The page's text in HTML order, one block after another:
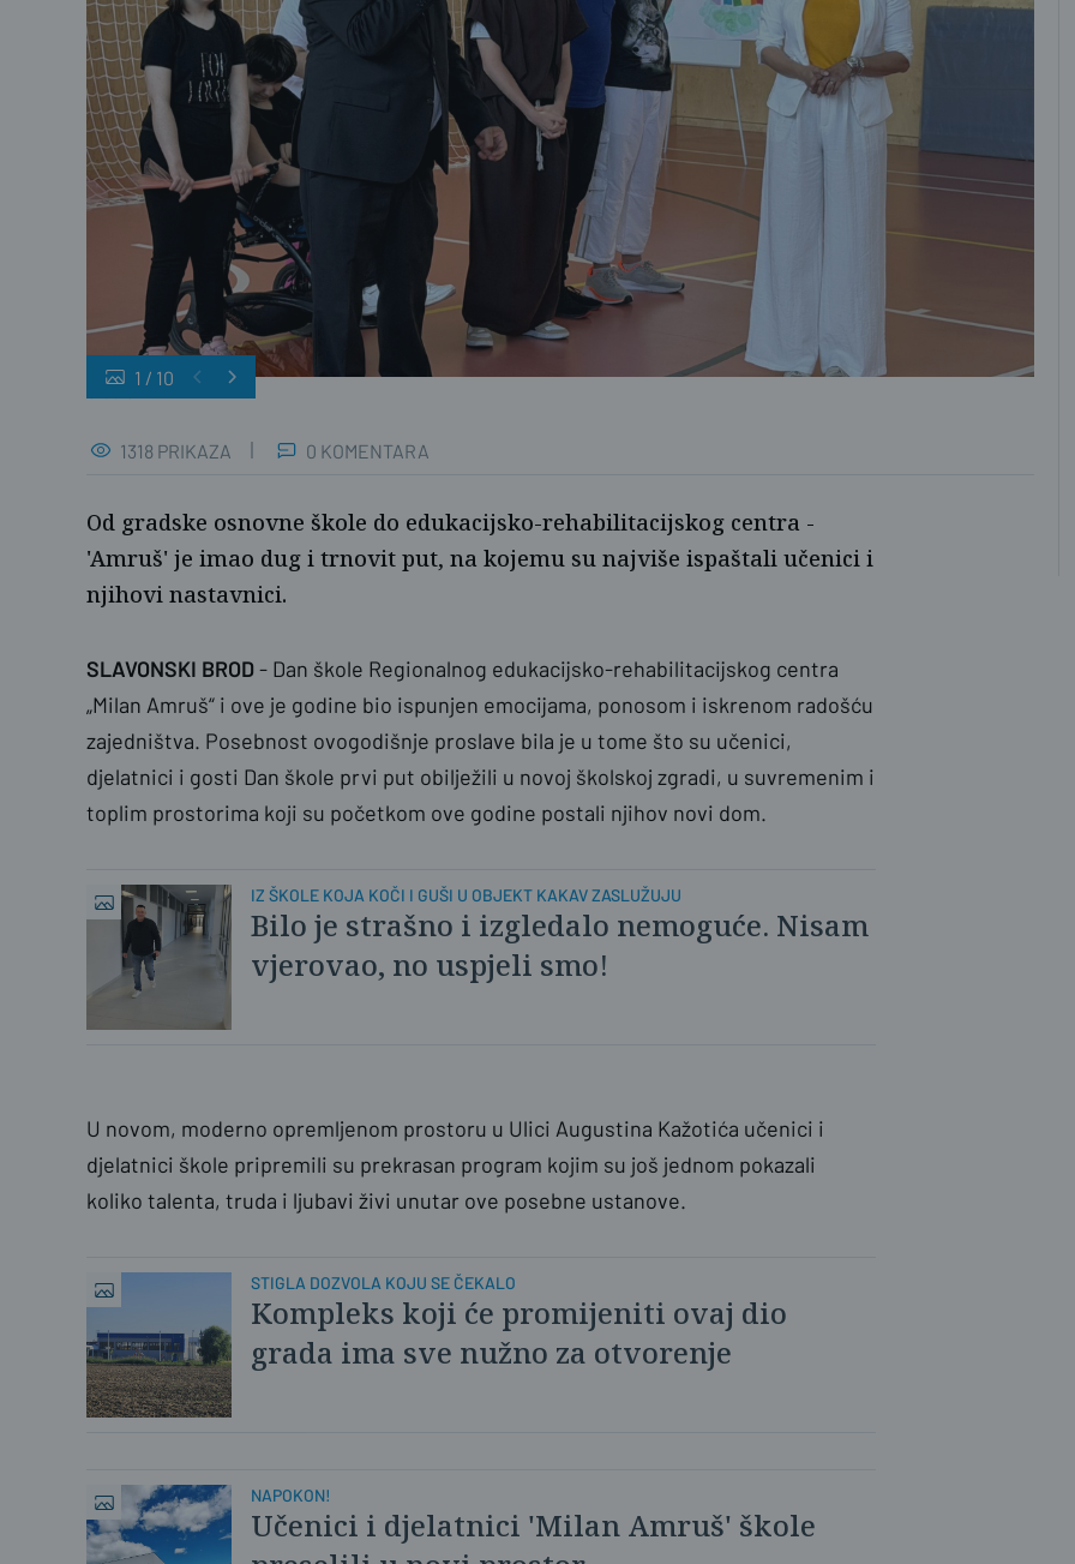
Grad SB
1 / 10
1318 PRIKAZA 0 KOMENTARA
Od gradske osnovne škole do edukacijsko-rehabilitacijskog centra -
'Amruš' je imao dug i trnovit put, na kojemu su najviše ispaštali učenici i
njihovi nastavnici.
SLAVONSKI BROD- Dan škole Regionalnog edukacijsko-rehabilitacijskog centra
„Milan Amruš“ i ove je godine bio ispunjen emocijama, ponosom i iskrenom radošću
zajedništva. Posebnost ovogodišnje proslave bila je u tome što su učenici,
djelatnici i gosti Dan škole prvi put obilježili u novoj školskoj zgradi, u suvremenim i
toplim prostorima koji su početkom ove godine postali njihov novi dom.
IZ ŠKOLE KOJA KOČI I GUŠI U OBJEKT KAKAV ZASLUŽUJU
Bilo je strašno i izgledalo nemoguće. Nisam
vjerovao, no uspjeli smo!
U novom, moderno opremljenom prostoru u Ulici Augustina Kažotića učenici i
djelatnici škole pripremili su prekrasan program kojim su još jednom pokazali
koliko talenta, truda i ljubavi živi unutar ove posebne ustanove.
STIGLA DOZVOLA KOJU SE ČEKALO
Kompleks koji će promijeniti ovaj dio
grada ima sve nužno za otvorenje
NAPOKON!
Učenici i djelatnici 'Milan Amruš' škole